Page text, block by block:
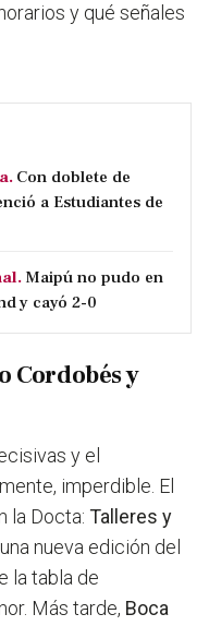
y qué señales
Con doblete de
a Estudiantes de
Maipú no pudo en
y cayó 2-0
Cordobés y
y el
imperdible. El
la Docta: Talleres y
nueva edición del
la tabla de
Más tarde, Boca